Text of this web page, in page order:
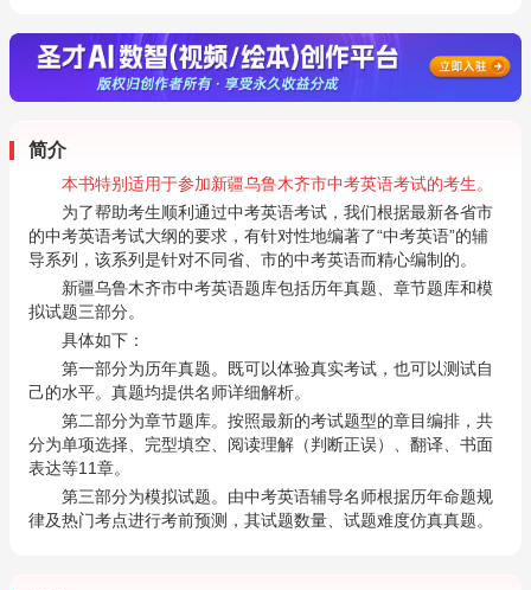
简介
本书特别适用于参加新疆乌鲁木齐市中考英语考试的考生。
为了帮助考生顺利通过中考英语考试，我们根据最新各省市
的中考英语考试大纲的要求，有针对性地编著了“中考英语”的辅
导系列，该系列是针对不同省、市的中考英语而精心编制的。
新疆乌鲁木齐市中考英语题库包括历年真题、章节题库和模
拟试题三部分。
具体如下：
第一部分为历年真题。既可以体验真实考试，也可以测试自
己的水平。真题均提供名师详细解析。
第二部分为章节题库。按照最新的考试题型的章目编排，共
分为单项选择、完型填空、阅读理解（判断正误）、翻译、书面
表达等11章。
第三部分为模拟试题。由中考英语辅导名师根据历年命题规
律及热门考点进行考前预测，其试题数量、试题难度仿真真题。